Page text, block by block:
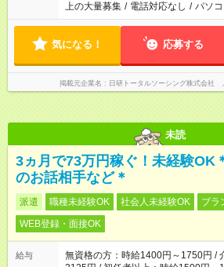
上の大量募集 / 電話対応なし / パソ
気になる！ 応募する
掲載元企業名 日研トータルソーシング株式会社
未読
3ヵ月で73万円稼ぐ！未経験OK
のお話相手など＊
派遣 職種未経験OK 社会人未経験OK
ブラ
WEB登録・面接OK
給与
無資格の方：時給1400円～1750円 /